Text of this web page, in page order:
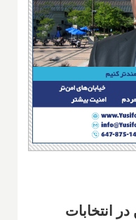
انتخابات